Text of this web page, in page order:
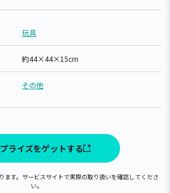
玩具
約44×44×15cm
その他
ライズをゲットする
す。サービスサイトで実際の取り扱いを確認してくださ
い。